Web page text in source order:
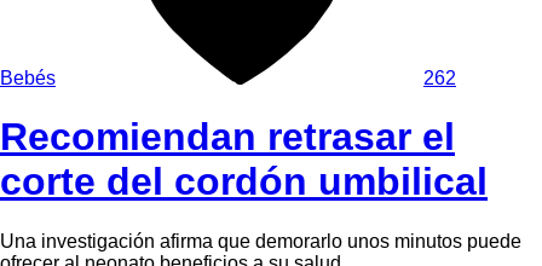
Bebés 262
Recomiendan retrasar el
corte del cordón umbilical
Una investigación afirma que demorarlo unos minutos puede